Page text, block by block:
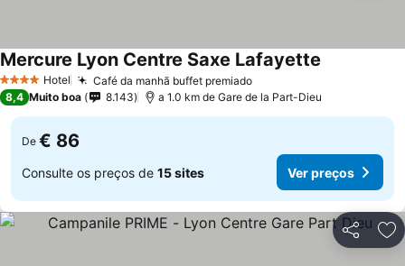
4 EstrelasHotel Café da manhã buffet premiado
Mercure Lyon Centre Saxe Lafayette
8,4 Muito boa 8.143 a 1.0 km de Gare de la Part-Dieu
De € 86
Consulte os preços de 15 sites Ver preços
Partilhar